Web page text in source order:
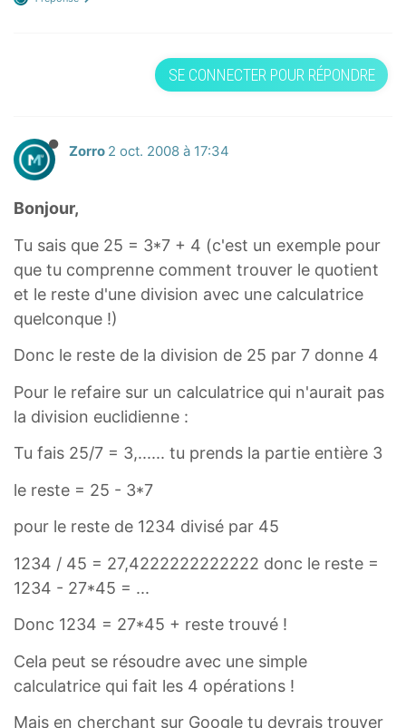
SE CONNECTER POUR RÉPONDRE
Zorro 2 oct. 2008 à 17:34
Bonjour,
Tu sais que 25 = 3*7 + 4 (c'est un exemple pour
que tu comprenne comment trouver le quotient
et le reste d'une division avec une calculatrice
quelconque !)
Donc le reste de la division de 25 par 7 donne 4
Pour le refaire sur un calculatrice qui n'aurait pas
la division euclidienne :
Tu fais 25/7 = 3,...... tu prends la partie entière 3
le reste = 25 - 3*7
pour le reste de 1234 divisé par 45
1234 / 45 = 27,4222222222222 donc le reste =
1234 - 27*45 = ...
Donc 1234 = 27*45 + reste trouvé !
Cela peut se résoudre avec une simple
calculatrice qui fait les 4 opérations !
Mais en cherchant sur Google tu devrais trouver